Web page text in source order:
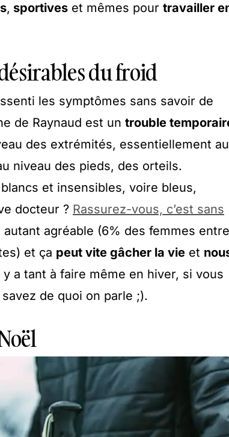
, sportives et mêmes pour travailler
du froid
les symptômes sans savoir de
de Raynaud est un trouble
des extrémités, essentiellement au
niveau des pieds, des orteils.
et insensibles, voire bleus,
docteur ? Rassurez-vous, c’est sans
autant agréable (6% des femmes entre
et ça peut vite gâcher la vie et
y a tant à faire même en hiver, si vous
de quoi on parle ;).